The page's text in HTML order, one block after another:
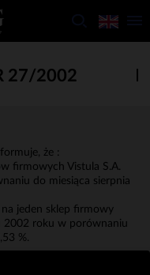
27/2002
że :
firmowych Vistula S.A.
do miesiąca sierpnia
jeden sklep firmowy
2002 roku w porównaniu
%.